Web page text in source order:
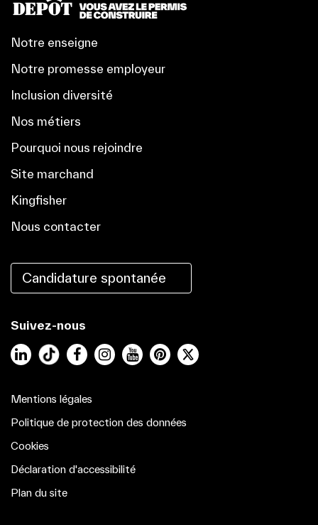
Notre enseigne
Notre promesse employeur
Inclusion diversité
Nos métiers
Pourquoi nous rejoindre
Site marchand
Kingfisher
Nous contacter
Candidature spontanée
Suivez-nous
LinkedIn FacebookInstagramYouTubePinterest
Mentions légales
Politique de protection des données
Cookies
Déclaration d'accessibilité
Plan du site